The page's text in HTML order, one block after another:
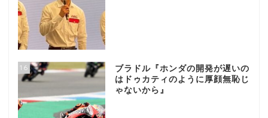
16
ブラドル『ホンダの開発が遅いの
はドゥカティのように厚顔無恥じ
ゃないから』